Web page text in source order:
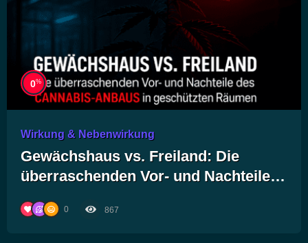
0%
Wirkung & Nebenwirkung
Gewächshaus vs. Freiland: Die
überraschenden Vor- und Nachteile
Räumen!
0 867